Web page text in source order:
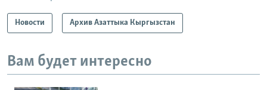
Новости Архив Азаттыка Кыргызстан
Вам будет интересно